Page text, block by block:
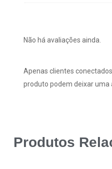
Não há avaliações ainda.
Apenas clientes
produto podem deixar uma
Produtos